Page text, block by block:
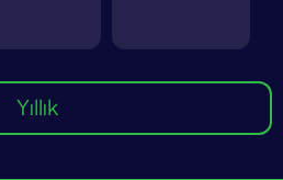
Yıllık